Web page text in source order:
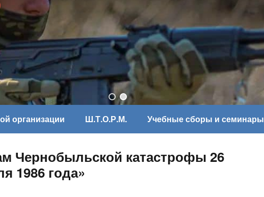
организации Ш.Т.О.Р.М. Учебные сборы и семинары
Чернобыльской катастрофы 26
1986 года»